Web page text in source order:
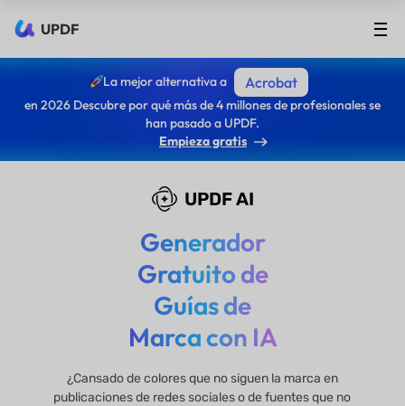
UPDF
La mejor alternativa a Acrobat
en 2026 Descubre por qué más de 4 millones de profesionales se
han pasado a UPDF.
Empieza gratis
UPDF AI
Generador
Gratuito de
Guías de
Marca con IA
¿Cansado de colores que no siguen la marca en
publicaciones de redes sociales o de fuentes que no